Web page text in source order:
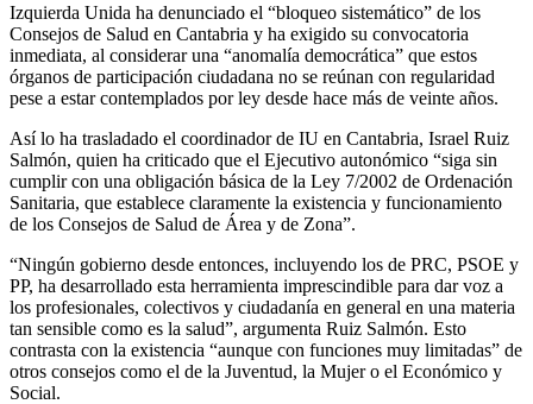
Izquierda Unida ha denunciado el “bloqueo sistemático” de los
Consejos de Salud en Cantabria y ha exigido su convocatoria
inmediata, al considerar una “anomalía democrática” que estos
órganos de participación ciudadana no se reúnan con regularidad
pese a estar contemplados por ley desde hace más de veinte años.
Así lo ha trasladado el coordinador de IU en Cantabria, Israel Ruiz
Salmón, quien ha criticado que el Ejecutivo autonómico “siga sin
cumplir con una obligación básica de la Ley 7/2002 de Ordenación
Sanitaria, que establece claramente la existencia y funcionamiento
de los Consejos de Salud de Área y de Zona”.
“Ningún gobierno desde entonces, incluyendo los de PRC, PSOE y
PP, ha desarrollado esta herramienta imprescindible para dar voz a
los profesionales, colectivos y ciudadanía en general en una materia
tan sensible como es la salud”, argumenta Ruiz Salmón. Esto
contrasta con la existencia “aunque con funciones muy limitadas” de
otros consejos como el de la Juventud, la Mujer o el Económico y
Social.